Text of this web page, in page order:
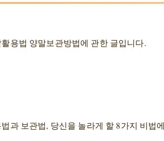
용법 양말보관방법에 관한 글입니다.
과 보관법, 당신을 놀라게 할 8가지 비법